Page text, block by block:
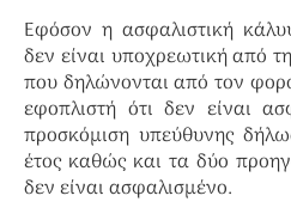
Εφόσον η ασφαλιστική
δεν είναι υποχρεωτική από
που δηλώνονται από τον
εφοπλιστή ότι δεν είναι
προσκόμιση υπεύθυνης
έτος καθώς και τα δύο
δεν είναι ασφαλισμένο.